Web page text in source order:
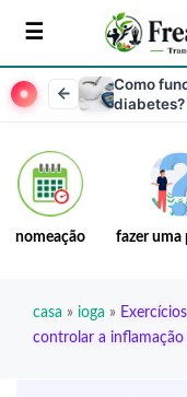
Como
diabetes?
nomeação fazer uma
casa » ioga »
controlar a inflamação